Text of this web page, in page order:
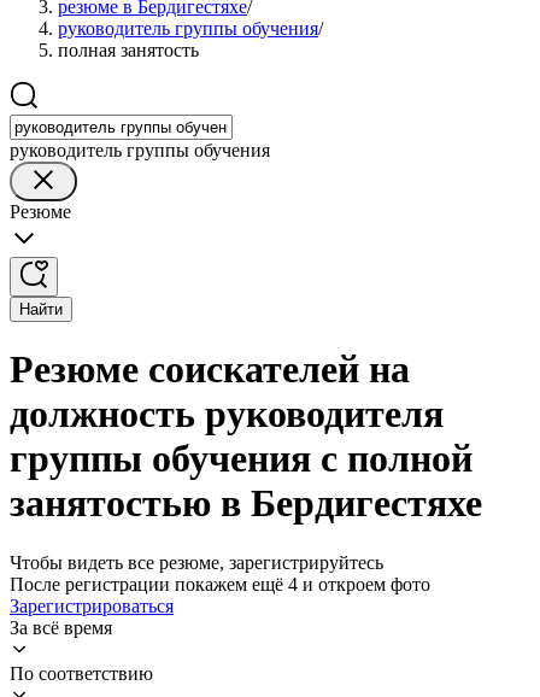
резюме в Бердигестяхе/
руководитель группы обучения/
полная занятость
руководитель группы обучения
Резюме
Найти
Резюме соискателей на
должность руководителя
группы обучения с полной
занятостью в Бердигестяхе
Чтобы видеть все резюме, зарегистрируйтесь
После регистрации покажем ещё 4 и откроем фото
Зарегистрироваться
За всё время
По соответствию